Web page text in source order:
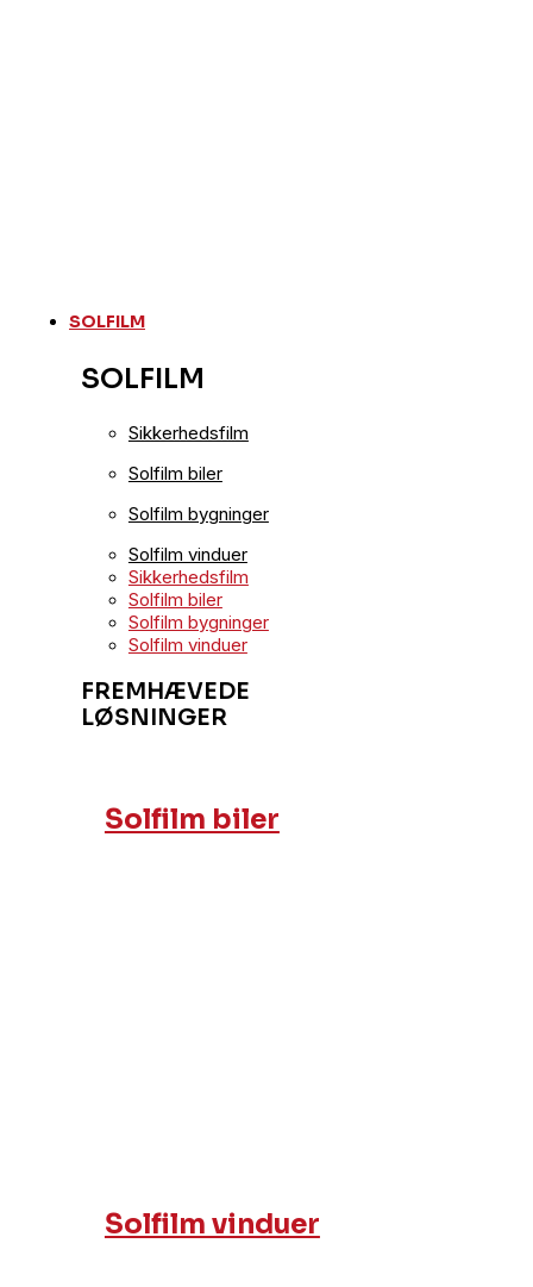
SOLFILM
SOLFILM
Sikkerhedsfilm
Solfilm biler
Solfilm bygninger
Solfilm vinduer
Sikkerhedsfilm
Solfilm biler
Solfilm bygninger
Solfilm vinduer
FREMHÆVEDE
LØSNINGER
Solfilm biler
Solfilm vinduer